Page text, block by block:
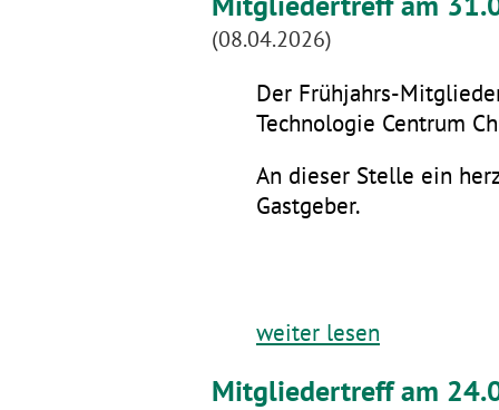
(08.04.2026)
Der Frühjahrs-
Technologie Centrum
An dieser Stelle ein
Gastgeber.
weiter lesen
Mitgliedertreff am